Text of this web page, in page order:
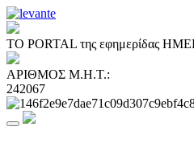
ΤΟ PORTAL της εφημερίδας
ΑΡΙΘΜΟΣ Μ.Η.Τ.:
242067